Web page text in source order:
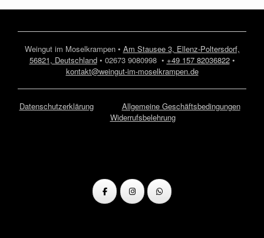
Weingut im Moselkrampen • Am Stausee 3, Ellenz-Poltersdorf,
56821, Deutschland• 02673 9080998 • +49 157 82036822•
kontakt@weingut-im-moselkrampen.de
Datenschutzerklärung
Allgemeine Geschäftsbedingungen
Widerrufsbelehrung